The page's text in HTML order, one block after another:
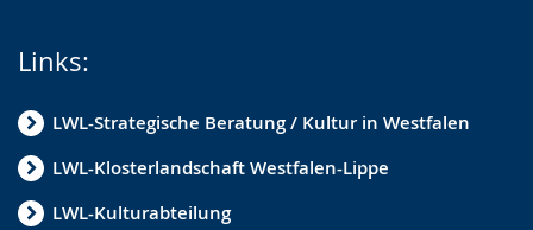
Links:
LWL-Strategische Beratung / Kultur in Westfalen
LWL-Klosterlandschaft Westfalen-Lippe
LWL-Kulturabteilung